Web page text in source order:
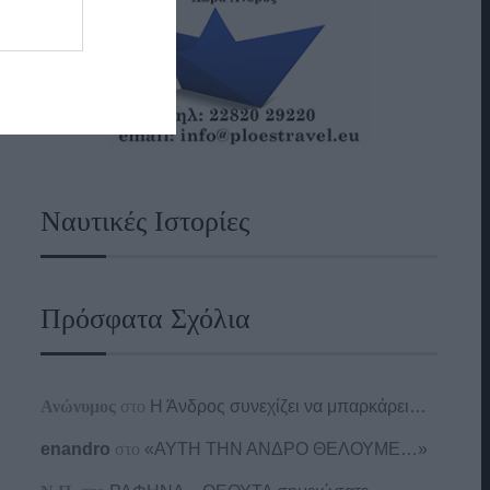
Ναυτικές Ιστορίες
Πρόσφατα Σχόλια
Ανώνυμος στο Η Άνδρος συνεχίζει να μπαρκάρει…
enandro στο «ΑΥΤΗ ΤΗΝ ΑΝΔΡΟ ΘΕΛΟΥΜΕ…»